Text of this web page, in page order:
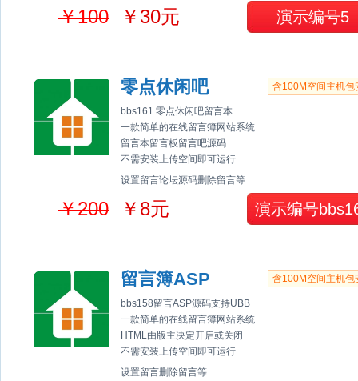
￥100 演示编号5
￥30元
￥200
含100M空间主机包
零点休闲吧
bbs161 零点休闲吧留言本
一款简单的在线留言簿网站系统
留言本留言板留言吧源码
不需安装上传空间即可运行
设置留言论坛源码删除留言等
演示编号
￥8元
含100M空间主机包
留言簿ASP
bbs158留言ASP源码支持UBB
一款简单的在线留言簿网站系统
HTML由版主决定开启或关闭
不需安装上传空间即可运行
设置留言删除留言等